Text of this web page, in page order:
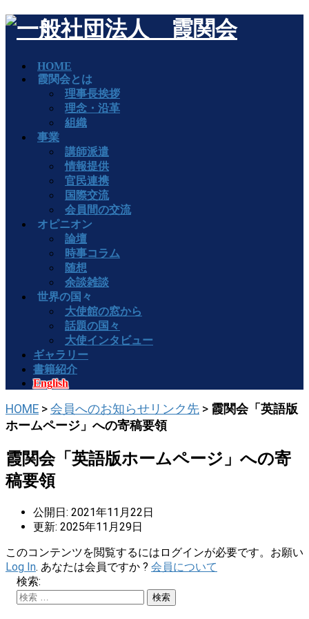
HOME
霞関会とは
理事長挨拶
理念・沿革
組織
事業
講師派遣
情報提供
官民連携
国際交流
会員間の交流
オピニオン
論壇
時事コラム
随想
余談雑談
世界の国々
大使館の窓から
話題の国々
大使インタビュー
ギャラリー
書籍紹介
English
HOME > 会員へのお知らせリンク先 > 霞関会「英語版
ホームページ」への寄稿要領
霞関会「英語版ホームページ」への寄
稿要領
公開日: 2021年11月22日
更新: 2025年11月29日
このコンテンツを閲覧するにはログインが必要です。お願い
Log In. あなたは会員ですか ? 会員について
検索: